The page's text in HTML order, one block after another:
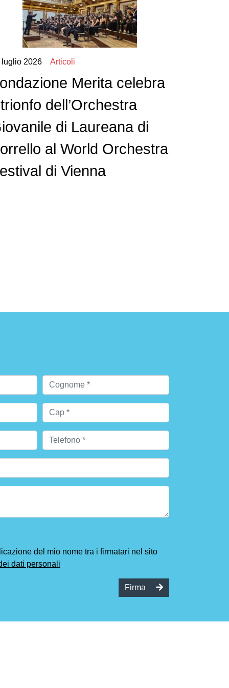
luglio 2026 Articoli
Merita celebra
dell’Orchestra
di Laureana di
al World Orchestra
di Vienna
del mio nome tra i firmatari nel sito
dati personali
Firma